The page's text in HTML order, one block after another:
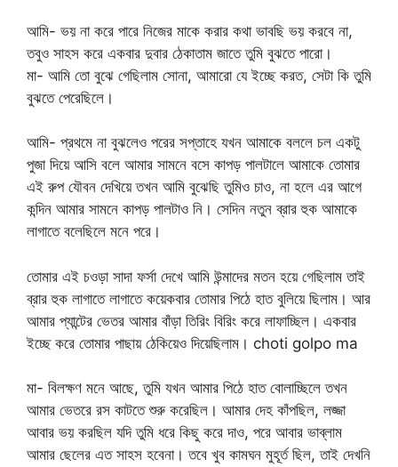
আমি- ভয় না করে পারে নিজের মাকে করার কথা ভাবছি ভয় করবে না,
তবুও সাহস করে একবার দুবার ঠেকাতাম জাতে তুমি বুঝতে পারো।
মা- আমি তো বুঝে গেছিলাম সোনা, আমারো যে ইচ্ছে করত, সেটা কি তুমি
বুঝতে পেরেছিলে।
আমি- প্রথমে না বুঝলেও পরের সপ্তাহে যখন আমাকে বললে চল একটু
পুজা দিয়ে আসি বলে আমার সামনে বসে কাপড় পালটালে আমাকে তোমার
এই রুপ যৌবন দেখিয়ে তখন আমি বুঝেছি তুমিও চাও, না হলে এর আগে
কন্দিন আমার সামনে কাপড় পালটাও নি। সেদিন নতুন ব্রার হুক আমাকে
লাগাতে বলেছিলে মনে পরে।
তোমার এই চওড়া সাদা ফর্সা দেখে আমি উন্মাদের মতন হয়ে গেছিলাম তাই
ব্রার হুক লাগাতে লাগাতে কয়েকবার তোমার পিঠে হাত বুলিয়ে ছিলাম। আর
আমার প্যান্টের ভেতর আমার বাঁড়া তিরিং বিরিং করে লাফাচ্ছিল। একবার
ইচ্ছে করে তোমার পাছায় ঠেকিয়েও দিয়েছিলাম। choti golpo ma
মা- বিলক্ষণ মনে আছে, তুমি যখন আমার পিঠে হাত বোলাচ্ছিলে তখন
আমার ভেতরে রস কাটতে শুরু করেছিল। আমার দেহ কাঁপছিল, লজ্জা
আবার ভয় করছিল যদি তুমি ধরে কিছু করে দাও, পরে আবার ভাব্লাম
আমার ছেলের এত সাহস হবেনা। তবে খুব কামঘন মুহূর্ত ছিল, তাই দেখনি